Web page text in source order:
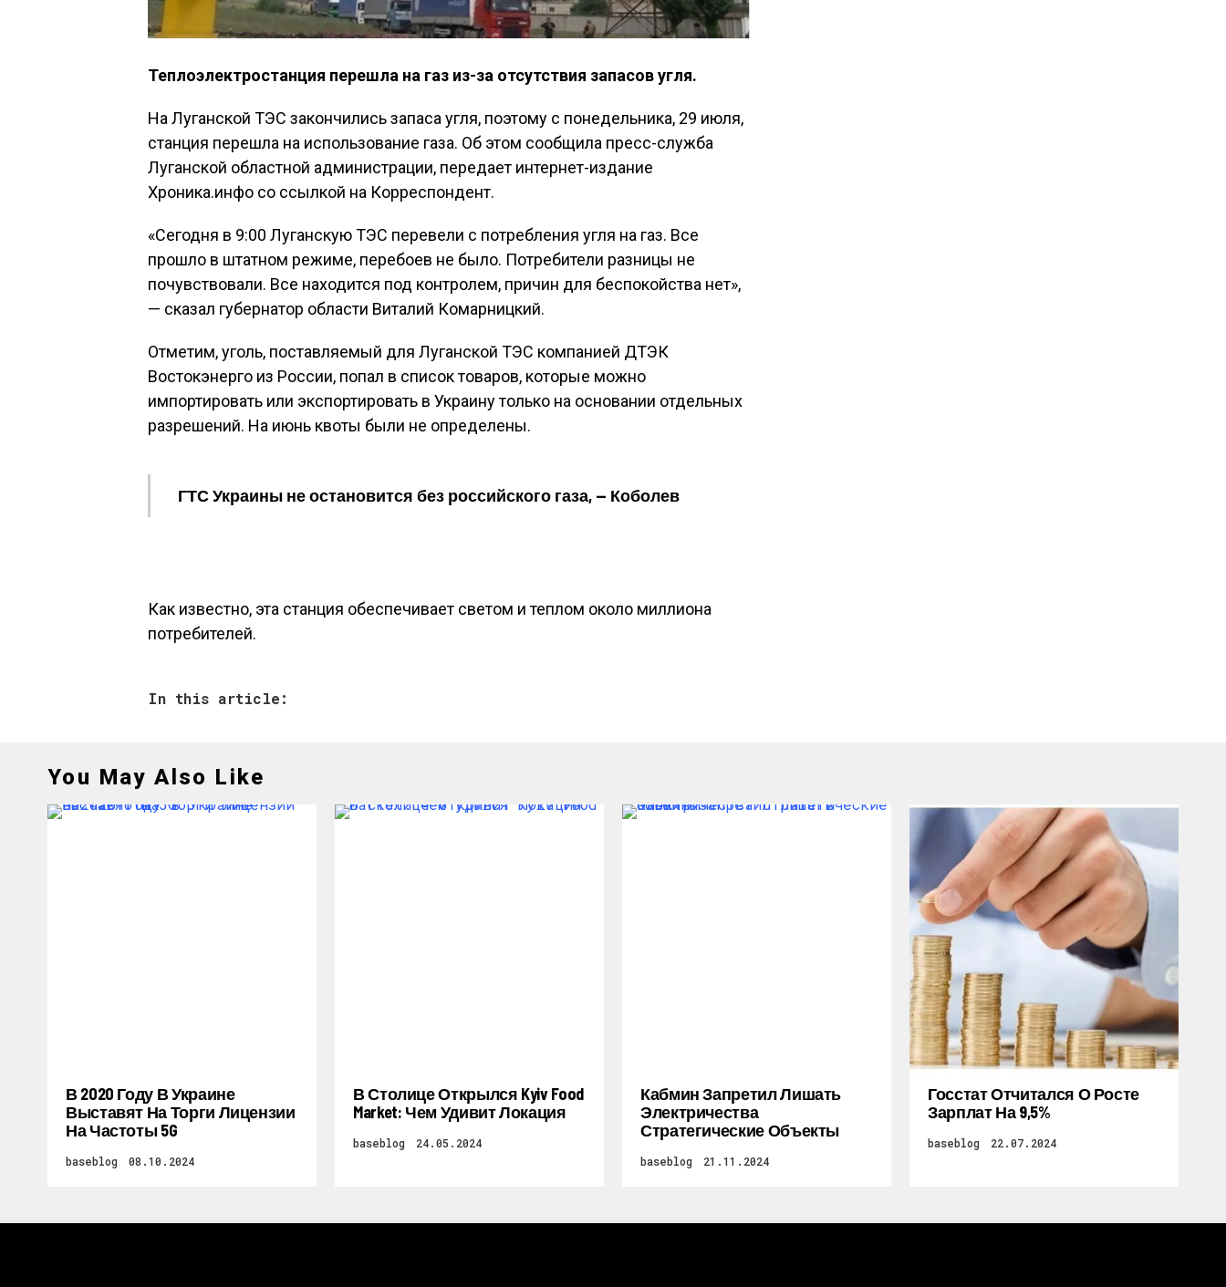
Теплоэлектростанция перешла на газ из-за отсутствия запасов угля.
На Луганской ТЭС закончились запаса угля, поэтому с понедельника, 29 июля,
станция перешла на использование газа. Об этом сообщила пресс-служба
Луганской областной администрации, передает интернет-издание
Хроника.инфо со ссылкой на Корреспондент.
«Сегодня в 9:00 Луганскую ТЭС перевели с потребления угля на газ. Все
прошло в штатном режиме, перебоев не было. Потребители разницы не
почувствовали. Все находится под контролем, причин для беспокойства нет»,
— сказал губернатор области Виталий Комарницкий.
Отметим, уголь, поставляемый для Луганской ТЭС компанией ДТЭК
Востокэнерго из России, попал в список товаров, которые можно
импортировать или экспортировать в Украину только на основании отдельных
разрешений. На июнь квоты были не определены.
ГТС Украины не остановится без российского газа, — Коболев
Как известно, эта станция обеспечивает светом и теплом около миллиона
потребителей.
In this article:
You May Also Like
В 2020 Году В Украине
Выставят На Торги Лицензии
На Частоты 5G
baseblog 08.10.2024
В Столице Открылся Kyiv Food
Market: Чем Удивит Локация
baseblog 24.05.2024
Кабмин Запретил Лишать
Электричества
Стратегические Объекты
baseblog 21.11.2024
Госстат Отчитался О Росте
Зарплат На 9,5%
baseblog 22.07.2024